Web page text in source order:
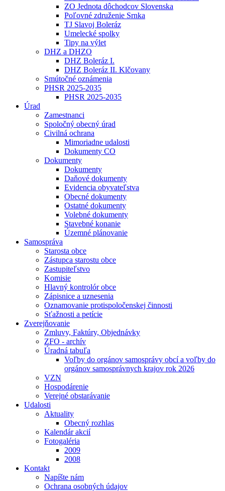
ZO Jednota dôchodcov Slovenska
Poľovné združenie Srnka
TJ Slavoj Boleráz
Umelecké spolky
Tipy na výlet
DHZ a DHZO
DHZ Boleráz I.
DHZ Boleráz II. Klčovany
Smútočné oznámenia
PHSR 2025-2035
PHSR 2025-2035
Úrad
Zamestnanci
Spoločný obecný úrad
Civilná ochrana
Mimoriadne udalosti
Dokumenty CO
Dokumenty
Dokumenty
Daňové dokumenty
Evidencia obyvateľstva
Obecné dokumenty
Ostatné dokumenty
Volebné dokumenty
Stavebné konanie
Územné plánovanie
Samospráva
Starosta obce
Zástupca starostu obce
Zastupiteľstvo
Komisie
Hlavný kontrolór obce
Zápisnice a uznesenia
Oznamovanie protispoločenskej činnosti
Sťažnosti a petície
Zverejňovanie
Zmluvy, Faktúry, Objednávky
ZFO - archív
Úradná tabuľa
Voľby do orgánov samosprávy obcí a voľby do
orgánov samosprávnych krajov rok 2026
VZN
Hospodárenie
Verejné obstarávanie
Udalosti
Aktuality
Obecný rozhlas
Kalendár akcií
Fotogaléria
2009
2008
Kontakt
Napíšte nám
Ochrana osobných údajov